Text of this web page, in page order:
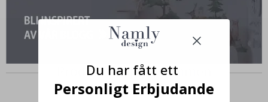
Produkter kjøpt sammen
Du har fått ett
Personligt Erbjudande